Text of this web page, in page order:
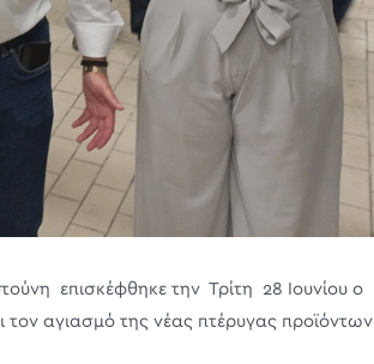
επισκέφθηκε την Τρίτη 28 Ιουνίου ο
αγιασμό της νέας πτέρυγας προϊόντων